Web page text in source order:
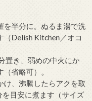
を半分に。ぬるま湯で洗
（Delish Kitchen／オコ
置き、弱めの中火にか
省略可）。
け、沸騰したらアクを取
目安に煮ます（サイズ